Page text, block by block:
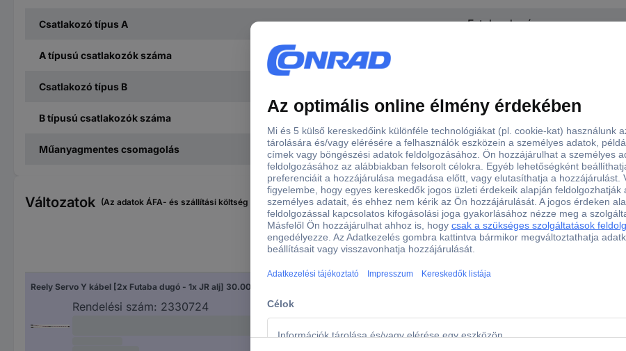
Csatlakozó típus A Futaba dugó
A típusú csatlakozók száma
Csatlakozó típus B
B típusú csatlakozók száma 1 x
Műanyagmentes csomagolás Műanyagmentes csomagolás
Változatok (Az adatok ÁFA- és szállítási költség nélkül értendők)
Rendelési szám: 2330724